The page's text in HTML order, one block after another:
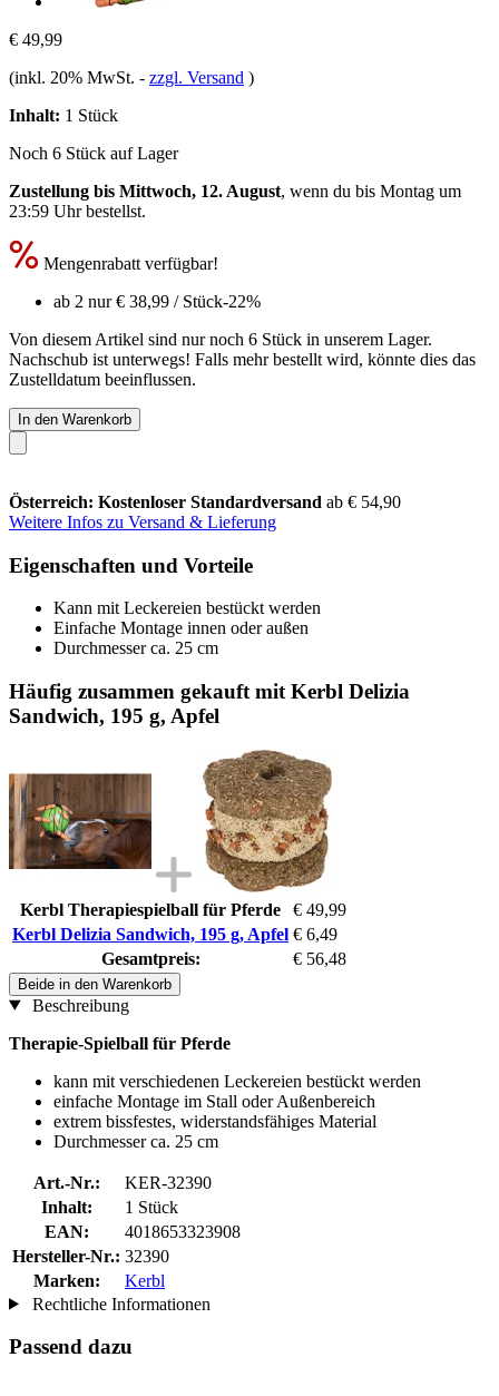
€ 49,99
(inkl. 20% MwSt. - zzgl. Versand )
Inhalt: 1 Stück
Noch 6 Stück auf Lager
Zustellung bis Mittwoch, 12. August, wenn du bis Montag um
23:59 Uhrbestellst.
Mengenrabatt verfügbar!
ab 2 nur€ 38,99 / Stück-22%
Von diesem Artikel sind nur noch 6 Stück in unserem Lager.
Nachschub ist unterwegs! Falls mehr bestellt wird, könnte dies das
Zustelldatum beeinflussen.
In den Warenkorb
Österreich: Kostenloser Standardversand ab € 54,90
Weitere Infos zu Versand & Lieferung
Eigenschaften und Vorteile
Kann mit Leckereien bestückt werden
Einfache Montage innen oder außen
Durchmesser ca. 25 cm
Häufig zusammen gekauft mit Kerbl Delizia
Sandwich, 195 g, Apfel
Kerbl Therapiespielball für Pferde
€ 49,99
Kerbl Delizia Sandwich, 195 g, Apfel € 6,49
Gesamtpreis:
€ 56,48
Beide in den Warenkorb
Beschreibung
Therapie-Spielball für Pferde
kann mit verschiedenen Leckereien bestückt werden
einfache Montage im Stall oder Außenbereich
extrem bissfestes, widerstandsfähiges Material
Durchmesser ca. 25 cm
Art.-Nr.:
KER-32390
Inhalt:
1 Stück
EAN:
4018653323908
Hersteller-Nr.: 32390
Marken:
Kerbl
Rechtliche Informationen
Passend dazu